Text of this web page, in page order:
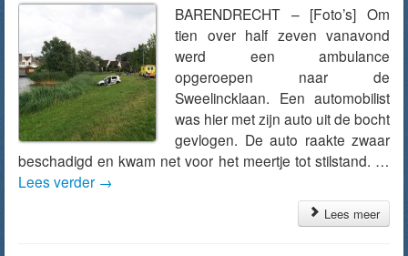
BARENDRECHT – [Foto’s] Om
tien over half zeven vanavond
werd een ambulance
opgeroepen naar de
Sweelincklaan. Een automobilist
was hier met zijn auto uit de bocht
gevlogen. De auto raakte zwaar
beschadigd en kwam net voor het meertje tot stilstand. …
Lees verder →
Lees meer